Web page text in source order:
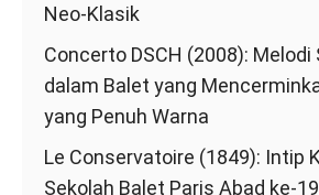
Neo-Klasik
Concerto DSCH (2008):
dalam Balet yang
yang Penuh Warna
Le Conservatoire (1849): Intip
Sekolah Balet Paris Abad ke-